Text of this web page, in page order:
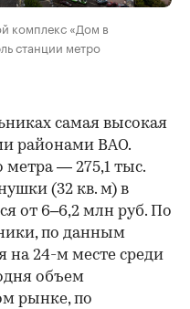
комплекс «Дом в
станции метро
самая высокая
районами ВАО.
метра — 275,1 тыс.
(32 кв. м) в
от 6–6,2 млн руб. По
по данным
на 24-м месте среди
объем
рынке, по